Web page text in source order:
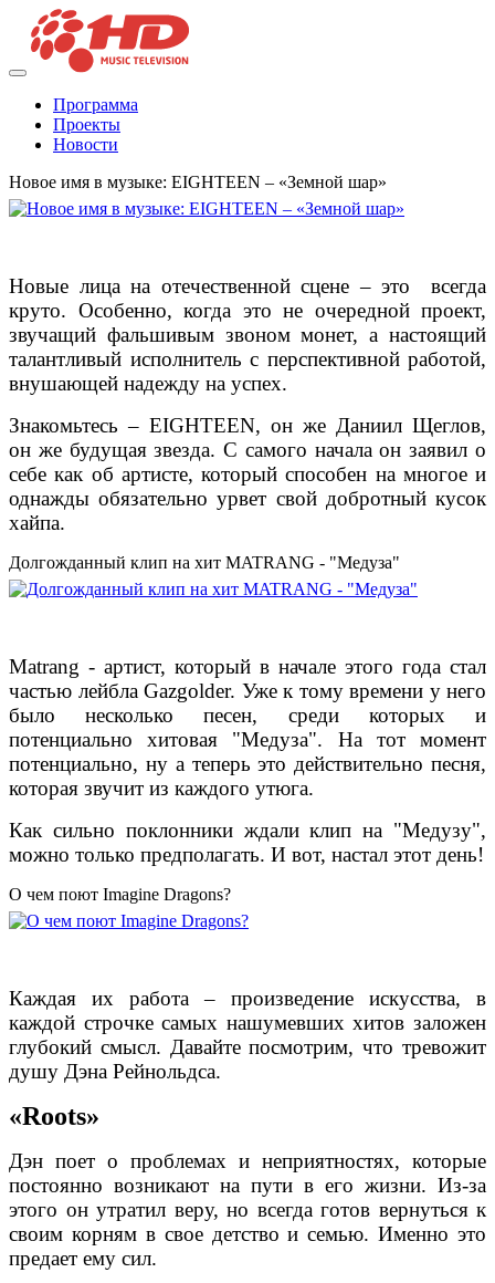
Программа
Проекты
Новости
Новое имя в музыке: EIGHTEEN – «Земной шар»
Новые лица на отечественной сцене – это всегда
круто. Особенно, когда это не очередной проект,
звучащий фальшивым звоном монет, а настоящий
талантливый исполнитель с перспективной работой,
внушающей надежду на успех.
Знакомьтесь – EIGHTEEN, он же Даниил Щеглов,
он же будущая звезда. С самого начала он заявил о
себе как об артисте, который способен на многое и
однажды обязательно урвет свой добротный кусок
хайпа.
Долгожданный клип на хит MATRANG - "Медуза"
Matrang - артист, который в начале этого года стал
частью лейбла Gazgolder. Уже к тому времени у него
было несколько песен, среди которых и
потенциально хитовая "Медуза". На тот момент
потенциально, ну а теперь это действительно песня,
которая звучит из каждого утюга.
Как сильно поклонники ждали клип на "Медузу",
можно только предполагать. И вот, настал этот день!
О чем поют Imagine Dragons?
Каждая их работа – произведение искусства, в
каждой строчке самых нашумевших хитов заложен
глубокий смысл. Давайте посмотрим, что тревожит
душу Дэна Рейнольдса.
«Roots»
Дэн поет о проблемах и неприятностях, которые
постоянно возникают на пути в его жизни. Из-за
этого он утратил веру, но всегда готов вернуться к
своим корням в свое детство и семью. Именно это
предает ему сил.